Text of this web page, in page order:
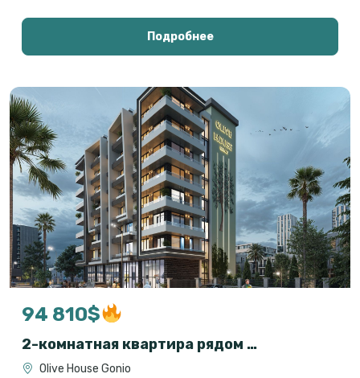
Подробнее
94 810$
2-комнатная квартира рядом с морем в Гонио, Батуми — Olive House
Olive House Gonio